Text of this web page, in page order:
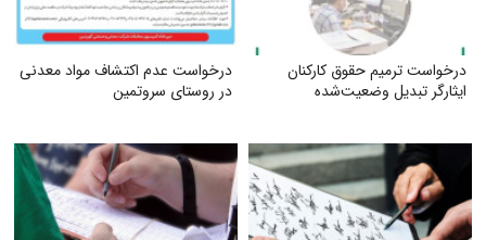
درخواست ترمیم حقوق کارکنان
ایثارگر تبدیل وضعیت‌شده
درخواست عدم اکتشاف مواد معدنی
در روستای سروتمین